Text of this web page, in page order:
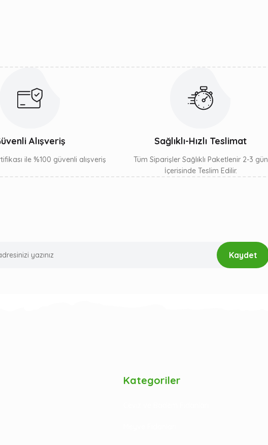
Alışveriş
ile %100 güvenli alışveriş
Sağlıklı-Hızlı Teslimat
Tüm Siparişler Sağlıklı Paketlenir 2-3 gün
İçerisinde Teslim Edilir.
Kaydet
Kategoriler